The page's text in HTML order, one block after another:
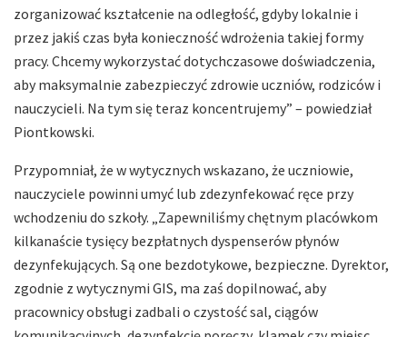
zorganizować kształcenie na odległość, gdyby lokalnie i
przez jakiś czas była konieczność wdrożenia takiej formy
pracy. Chcemy wykorzystać dotychczasowe doświadczenia,
aby maksymalnie zabezpieczyć zdrowie uczniów, rodziców i
nauczycieli. Na tym się teraz koncentrujemy” – powiedział
Piontkowski.
Przypomniał, że w wytycznych wskazano, że uczniowie,
nauczyciele powinni umyć lub zdezynfekować ręce przy
wchodzeniu do szkoły. „Zapewniliśmy chętnym placówkom
kilkanaście tysięcy bezpłatnych dyspenserów płynów
dezynfekujących. Są one bezdotykowe, bezpieczne. Dyrektor,
zgodnie z wytycznymi GIS, ma zaś dopilnować, aby
pracownicy obsługi zadbali o czystość sal, ciągów